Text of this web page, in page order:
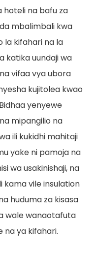
hoteli na bafu za
mbalimbali kwa
la kifahari na la
katika uundaji wa
vifaa vya ubora
kujitolea kwao
yenyewe
mipangilio na
ili kukidhi mahitaji
yake ni pamoja na
wa usakinishaji, na
kama vile insulation
huduma za kisasa
wale wanaotafuta
na ya kifahari.